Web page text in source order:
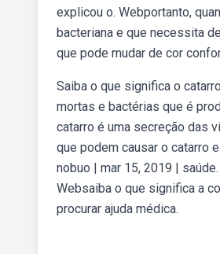
explicou o. Webportanto,
bacteriana e que necessita
que pode mudar de cor
Saiba o que significa o
mortas e bactérias que é
catarro é uma secreção das
que podem causar o catarro
nobuo | mar 15, 2019 |
Websaiba o que significa a
procurar ajuda médica.